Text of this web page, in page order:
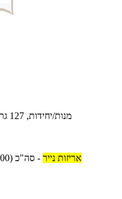
17 מנות/יחידות, 127 גרם למנה\יחידה
אריזות נייר - סה"כ (400 גרם)